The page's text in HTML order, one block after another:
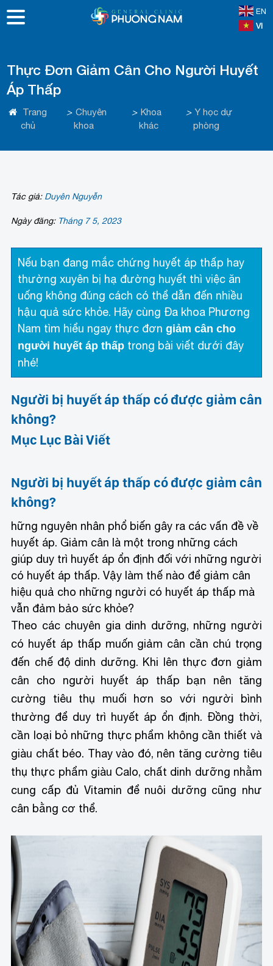
EN
VI
Thực Đơn Giảm Cân Cho Người Huyết
Áp Thấp
Trang
chủ
> Chuyên
khoa
> Khoa
khác
> Y học dự
phòng
Tác giả: Duyên Nguyễn
Ngày đăng: Tháng 7 5, 2023
Nếu bạn đang mắc chứng huyết áp thấp hay
thường xuyên bị hạ đường huyết thì việc ăn
uống không đúng cách có thể dẫn đến nhiều
hậu quả sức khỏe. Hãy cùng Đa khoa Phương
Nam tìm hiểu ngay thực đơngiảm cân cho
người huyết áp thấp trong bài viết dưới đây
nhé!
Người bị huyết áp thấp có được giảm cân
không?
Mục Lục Bài Viết
Người bị huyết áp thấp có được giảm cân
không?
hững nguyên nhân phổ biến gây ra các vấn đề về
huyết áp. Giảm cân là một trong những cách
giúp duy trì huyết áp ổn định đối với những người
có huyết áp thấp. Vậy làm thế nào để giảm cân
hiệu quả cho những người có huyết áp thấp mà
vẫn đảm bảo sức khỏe?
Theo các chuyên gia dinh dưỡng, những người
có huyết áp thấp muốn giảm cân cần chú trọng
đến chế độ dinh dưỡng. Khi lên thực đơn giảm
cân cho người huyết áp thấp bạn nên tăng
cường tiêu thụ muối hơn so với người bình
thường để duy trì huyết áp ổn định. Đồng thời,
cần loại bỏ những thực phẩm không cần thiết và
giàu chất béo. Thay vào đó, nên tăng cường tiêu
thụ thực phẩm giàu Calo, chất dinh dưỡng nhằm
cung cấp đủ Vitamin để nuôi dưỡng cũng như
cân bằng cơ thể.